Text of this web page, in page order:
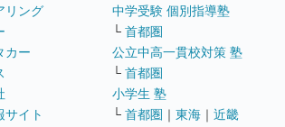
リング
カー
サイト
中学受験 個別指導塾
└ 首都圏
公立中高一貫校対策 塾
└ 首都圏
小学生 塾
└ 首都圏 ｜ 東海 ｜ 近畿